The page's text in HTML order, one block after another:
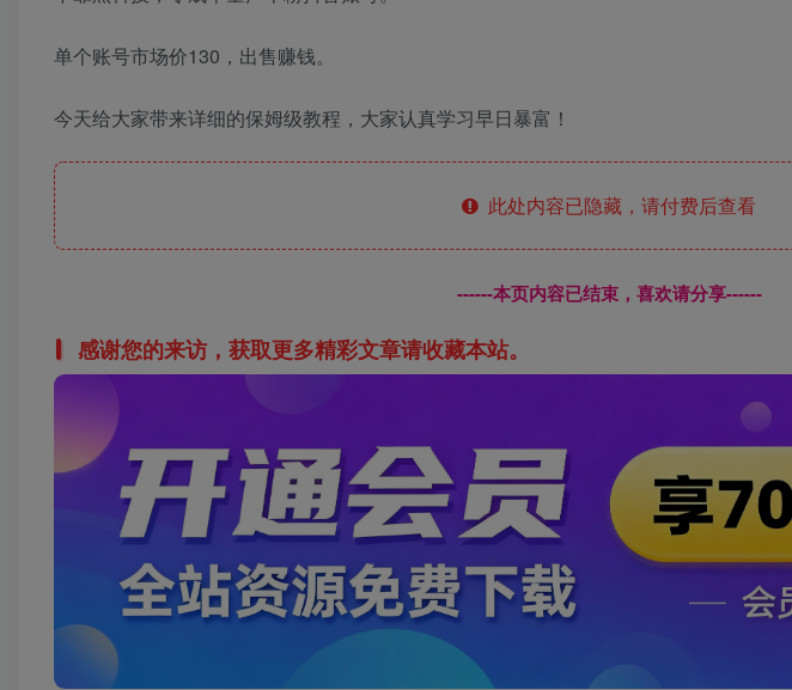
单个账号市场价130，出售赚钱。
今天给大家带来详细的保姆级教程，大家认真学习早日暴富！
此处内容已隐藏，请付费后查看
------本页内容已结束，喜欢请分享------
感谢您的来访，获取更多精彩文章请收藏本站。